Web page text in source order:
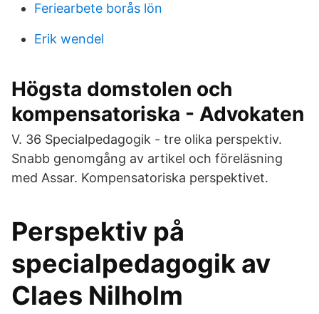
Feriearbete borås lön
Erik wendel
Högsta domstolen och
kompensatoriska - Advokaten
V. 36 Specialpedagogik - tre olika perspektiv.
Snabb genomgång av artikel och föreläsning
med Assar. Kompensatoriska perspektivet.
Perspektiv på
specialpedagogik av
Claes Nilholm